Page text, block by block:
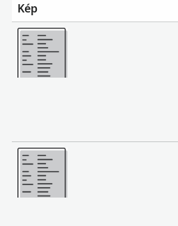
Kép
Több
Több